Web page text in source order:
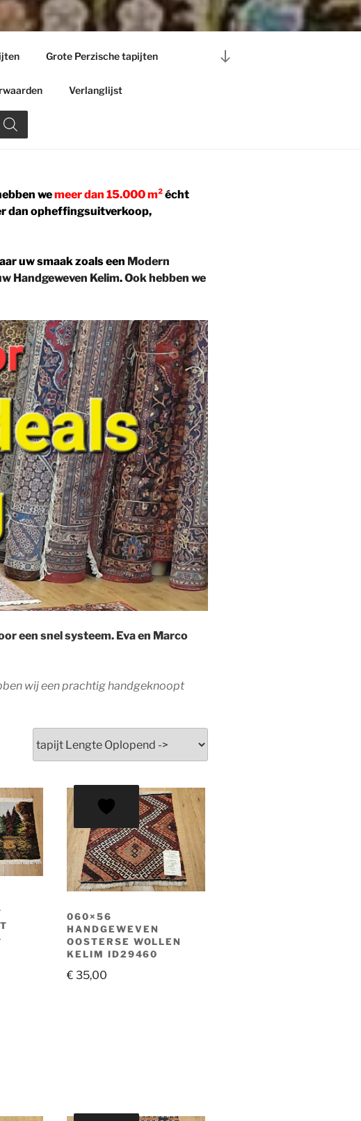
Grote Perzische tapijten
Verlanglijst
wemeer dan 15.000 m²écht
dan opheffingsuitverkoop,
uw smaak zoals een Modern
Handgeweven Kelim.Ook hebben we
een snel systeem. Eva en Marco
wij een prachtig handgeknoopt
060×56
HANDGEWEVEN
OOSTERSE WOLLEN
KELIM ID29460
€ 35,00